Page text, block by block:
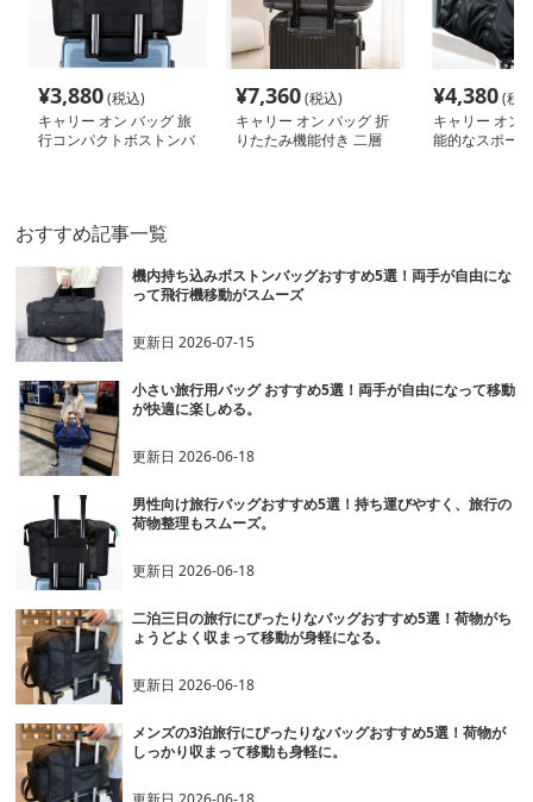
¥3,880(税込)
キャリー オン バッグ 旅
行コンパクトボストンバ
¥7,360(税込)
キャリー オン バッグ 折
りたたみ機能付き 二層
¥4,380(税
キャリー オン
能的なスポー
おすすめ記事一覧
機内持ち込みボストンバッグおすすめ5選！両手が自由にな
って飛行機移動がスムーズ
更新日2026-07-15
小さい旅行用バッグ おすすめ5選！両手が自由になって移動
が快適に楽しめる。
更新日2026-06-18
男性向け旅行バッグおすすめ5選！持ち運びやすく、旅行の
荷物整理もスムーズ。
更新日2026-06-18
二泊三日の旅行にぴったりなバッグおすすめ5選！荷物がち
ょうどよく収まって移動が身軽になる。
更新日2026-06-18
メンズの3泊旅行にぴったりなバッグおすすめ5選！荷物が
しっかり収まって移動も身軽に。